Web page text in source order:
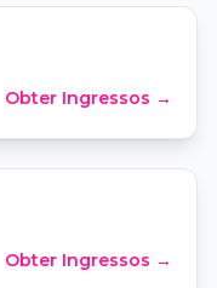
Obter Ingressos →
Obter Ingressos →